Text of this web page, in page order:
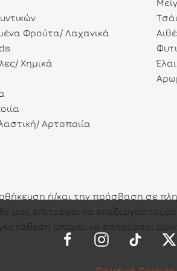
Φρούτα/ Λαχανικά
Χημικά
Αρτοποιία
ή/και την πρόσβαση σε
θα μας επιτρέψει να
μπορεί να επηρεάσει